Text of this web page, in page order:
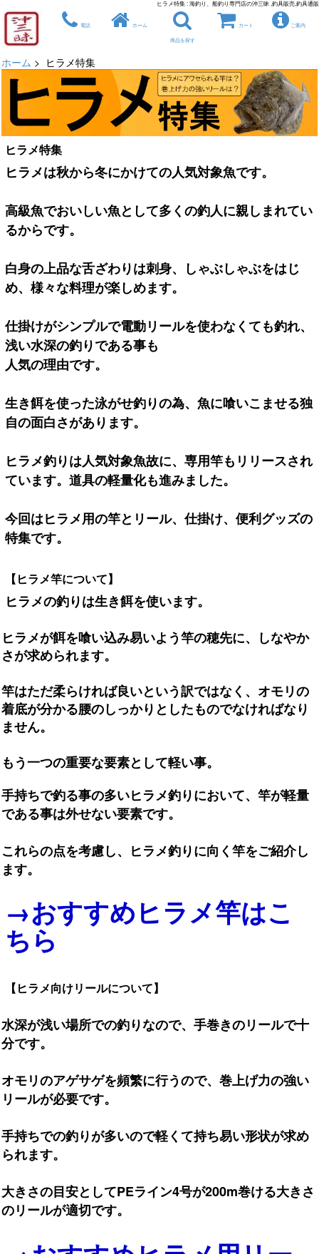
ヒラメ特集 : 海釣り、船釣り専門店の沖三昧 ,釣具販売,釣具通販
電話 ホーム
商品を探す
カート ご案内
ホーム > ヒラメ特集
ヒラメ特集
ヒラメは秋から冬にかけての人気対象魚です。
高級魚でおいしい魚として多くの釣人に親しまれてい
るからです。
白身の上品な舌ざわりは刺身、しゃぶしゃぶをはじ
め、様々な料理が楽しめます。
仕掛けがシンプルで電動リールを使わなくても釣れ、
浅い水深の釣りである事も
人気の理由です。
生き餌を使った泳がせ釣りの為、魚に喰いこませる独
自の面白さがあります。
ヒラメ釣りは人気対象魚故に、専用竿もリリースされ
ています。道具の軽量化も進みました。
今回はヒラメ用の竿とリール、仕掛け、便利グッズの
特集です。
【ヒラメ竿について】
ヒラメの釣りは生き餌を使います。
ヒラメが餌を喰い込み易いよう竿の穂先に、しなやか
さが求められます。
竿はただ柔らければ良いという訳ではなく、オモリの
着底が分かる腰のしっかりとしたものでなければなり
ません。
もう一つの重要な要素として軽い事。
手持ちで釣る事の多いヒラメ釣りにおいて、竿が軽量
である事は外せない要素です。
これらの点を考慮し、ヒラメ釣りに向く竿をご紹介し
ます。
→おすすめヒラメ竿はこ
ちら
【ヒラメ向けリールについて】
水深が浅い場所での釣りなので、手巻きのリールで十
分です。
オモリのアゲサゲを頻繁に行うので、巻上げ力の強い
リールが必要です。
手持ちでの釣りが多いので軽くて持ち易い形状が求め
られます。
大きさの目安としてPEライン4号が200m巻ける大きさ
のリールが適切です。